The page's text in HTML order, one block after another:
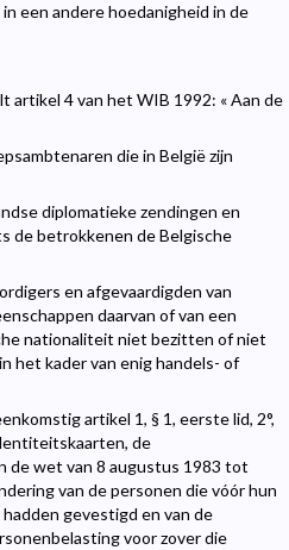
een andere hoedanigheid in de
artikel 4 van het WIB 1992: « Aan de
die in België zijn
diplomatieke zendingen en
de betrokkenen de Belgische
en afgevaardigden van
daarvan of van een
nationaliteit niet bezitten of niet
het kader van enig handels- of
artikel 1, § 1, eerste lid, 2°,
de
de wet van 8 augustus 1983 tot
van de personen die vóór hun
gevestigd en van de
voor zover die